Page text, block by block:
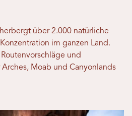
über 2.000 natürliche
im ganzen Land.
und
Moab und Canyonlands